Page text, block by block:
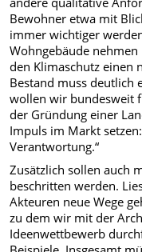
Bewohner etwa mit
immer wichtiger
Wohngebäude
den Klimaschutz einen
Bestand muss deutlich
wollen wir bundesweit
der Gründung einer
Impuls im Markt
Verantwortung.“
Zusätzlich sollen auch
beschritten werden.
Akteuren neue Wege
zu dem wir mit der
Ideenwettbewerb